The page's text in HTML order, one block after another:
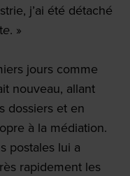
j’ai été détaché
e. »
jours comme
nouveau, allant
dossiers et en
à la médiation.
postales lui a
rapidement les